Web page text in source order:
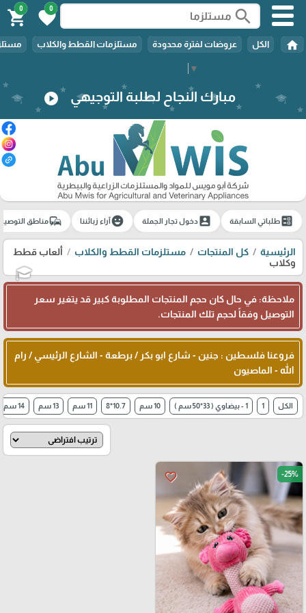
▼
search
0
favorite
0
shopping_cart
home الكل عروضات لفترة محدودة مستلزمات القطط والكلاب
مبارك النجاح لطلبة التوجيهي play_circle
ballotطلباتي السابقة account_boxدخول تجار الجملة emoji_emotionsآراء زبائننا commuteمناطق
الرئيسية كل المنتجات مستلزمات القطط والكلاب
ألعاب قطط
وكلاب
ملاحظة: في حال كان حجم المنتجات المطلوبة كبير قد يتغير سعر
التوصيل وفقاً لحجم تلك المنتجات.
فروعنا فلسطين : جنين - شارع ابو بكر / برطعة - الشارع الرئيسي / رام
الله - الماصيون
الكل 1 1 - بيضاوي ( 33*50 سم ) 10 سم 10.7*8 11 سم 13 سم 14 سم
favorite_border -25%